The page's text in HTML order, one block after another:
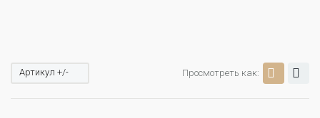
Просмотреть как:
Артикул +/-